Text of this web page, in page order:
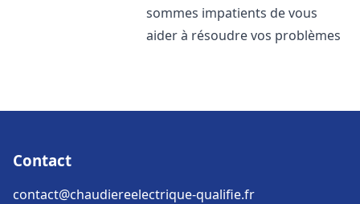
sommes impatients de vous
aider à résoudre vos problèmes
Contact
contact@chaudiereelectrique-qualifie.fr